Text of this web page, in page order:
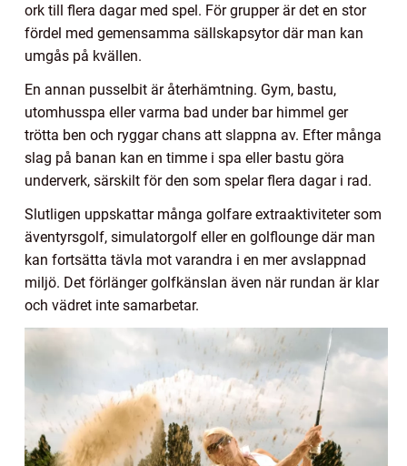
ork till flera dagar med spel. För grupper är det en stor
fördel med gemensamma sällskapsytor där man kan
umgås på kvällen.
En annan pusselbit är återhämtning. Gym, bastu,
utomhusspa eller varma bad under bar himmel ger
trötta ben och ryggar chans att slappna av. Efter många
slag på banan kan en timme i spa eller bastu göra
underverk, särskilt för den som spelar flera dagar i rad.
Slutligen uppskattar många golfare extraaktiviteter som
äventyrsgolf, simulatorgolf eller en golflounge där man
kan fortsätta tävla mot varandra i en mer avslappnad
miljö. Det förlänger golfkänslan även när rundan är klar
och vädret inte samarbetar.